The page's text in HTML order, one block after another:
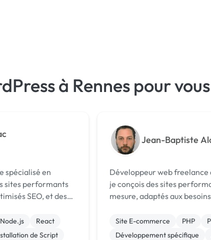
à Rennes pour vous
spécialisé en
sites performants
SEO, et des
Node.js
React
de Script
Jean-Baptiste
Développeur web freelance
je conçois des sites
mesure, adaptés aux
sites et applications web
Symfony, Angular) -Création
Site E-commerce PHP
Développement spécifique